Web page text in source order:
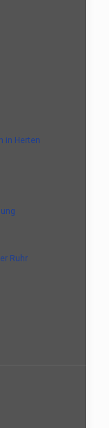
in Herten
Ruhr